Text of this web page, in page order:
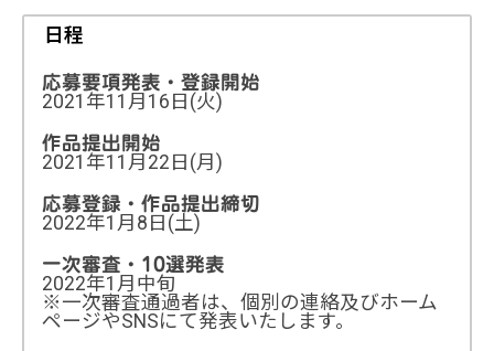
日程
応募要項発表・登録開始
2021年11月16日(火)
作品提出開始
2021年11月22日(月)
応募登録・作品提出締切
2022年1月8日(土)
一次審査・10選発表
2022年1月中旬
※一次審査通過者は、個別の連絡及びホーム
ページやSNSにて発表いたします。